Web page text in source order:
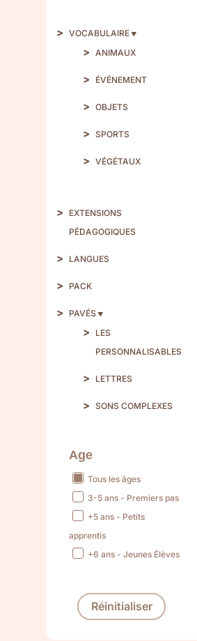
VOCABULAIRE
ANIMAUX
ÉVÉNEMENT
OBJETS
SPORTS
VÉGÉTAUX
EXTENSIONS
PÉDAGOGIQUES
LANGUES
PACK
PAVÉS
LES
PERSONNALISABLES
LETTRES
SONS COMPLEXES
Age
Tous les âges
3-5 ans - Premiers pas
+5 ans - Petits
apprentis
+6 ans - Jeunes Élèves
Réinitialiser